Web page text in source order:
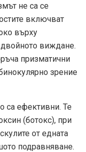
не са се
включват
върху
двойното виждане.
призматични
зрение
са ефективни. Те
(ботокс), при
от едната
подравняване.